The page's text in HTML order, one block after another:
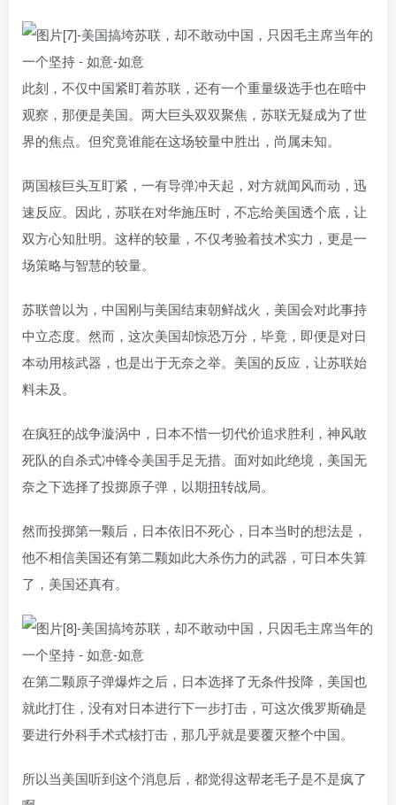
此刻，不仅中国紧盯着苏联，还有一个重量级选手也在暗中
观察，那便是美国。两大巨头双双聚焦，苏联无疑成为了世
界的焦点。但究竟谁能在这场较量中胜出，尚属未知。
两国核巨头互盯紧，一有导弹冲天起，对方就闻风而动，迅
速反应。因此，苏联在对华施压时，不忘给美国透个底，让
双方心知肚明。这样的较量，不仅考验着技术实力，更是一
场策略与智慧的较量。
苏联曾以为，中国刚与美国结束朝鲜战火，美国会对此事持
中立态度。然而，这次美国却惊恐万分，毕竟，即便是对日
本动用核武器，也是出于无奈之举。美国的反应，让苏联始
料未及。
在疯狂的战争漩涡中，日本不惜一切代价追求胜利，神风敢
死队的自杀式冲锋令美国手足无措。面对如此绝境，美国无
奈之下选择了投掷原子弹，以期扭转战局。
然而投掷第一颗后，日本依旧不死心，日本当时的想法是，
他不相信美国还有第二颗如此大杀伤力的武器，可日本失算
了，美国还真有。
在第二颗原子弹爆炸之后，日本选择了无条件投降，美国也
就此打住，没有对日本进行下一步打击，可这次俄罗斯确是
要进行外科手术式核打击，那几乎就是要覆灭整个中国。
所以当美国听到这个消息后，都觉得这帮老毛子是不是疯了